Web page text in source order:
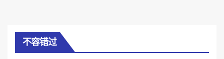
不容错过